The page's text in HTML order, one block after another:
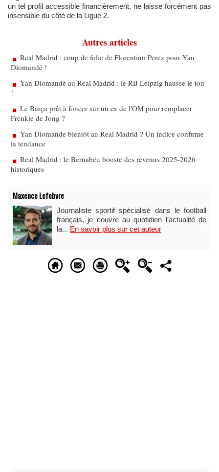
un tel profil accessible financièrement, ne laisse forcément pas
insensible du côté de la Ligue 2.
Autres articles
Real Madrid : coup de folie de Florentino Perez pour Yan
Diomandé !
Yan Diomandé au Real Madrid : le RB Leipzig hausse le ton
!
Le Barça prêt à foncer sur un ex de l'OM pour remplacer
Frenkie de Jong ?
Yan Diomande bientôt au Real Madrid ? Un indice confirme
la tendance
Real Madrid : le Bernabéu booste des revenus 2025-2026
historiques
Maxence Lefebvre
Journaliste sportif spécialisé dans le football
français, je couvre au quotidien l’actualité de
la... En savoir plus sur cet auteur